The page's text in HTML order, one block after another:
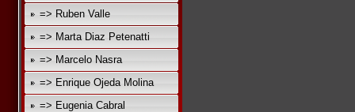
=> Ruben Valle
=> Marta Diaz Petenatti
=> Marcelo Nasra
=> Enrique Ojeda Molina
=> Eugenia Cabral